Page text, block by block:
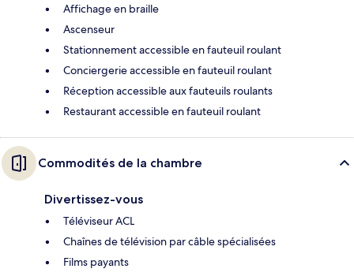
Affichage en braille
Ascenseur
Stationnement accessible en fauteuil roulant
Conciergerie accessible en fauteuil roulant
Réception accessible aux fauteuils roulants
Restaurant accessible en fauteuil roulant
Commodités de la chambre
Divertissez-vous
Téléviseur ACL
Chaînes de télévision par câble spécialisées
Films payants